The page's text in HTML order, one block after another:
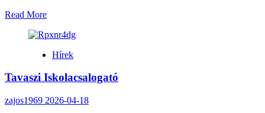
Read MoreRead
about
együtt
magyar
–
Hírek
Tavaszi Iskolacsalogató
zajos1969 2026-04-18